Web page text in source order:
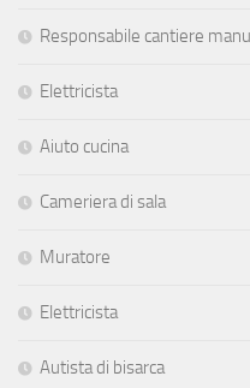
Responsabile cantiere
Elettricista
Aiuto cucina
Cameriera di sala
Muratore
Elettricista
Autista di bisarca